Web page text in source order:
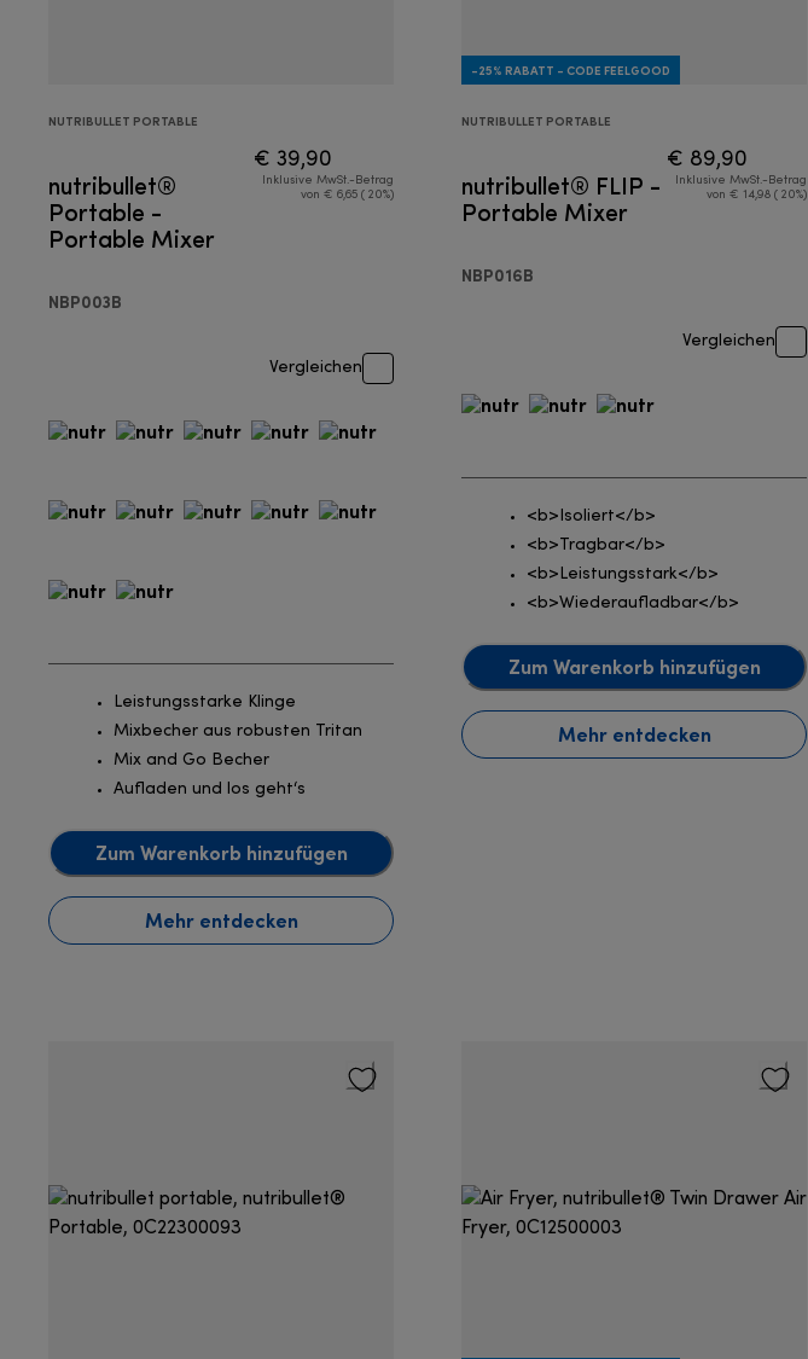
NUTRIBULLET PORTABLE
nutribullet®
Portable -
Portable Mixer
NBP003B
€ 39,90
Inklusive MwSt.-Betrag
von € 6,65 ( 20%)
Vergleichen
Leistungsstarke Klinge
Mixbecher aus robusten Tritan
Mix and Go Becher
Aufladen und los geht‘s
Zum Warenkorb hinzufügen
Mehr entdecken
-25% RABATT - CODE FEELGOOD
NUTRIBULLET PORTABLE
nutribullet® FLIP -
Portable Mixer
NBP016B
€ 89,90
Inklusive MwSt.-Betrag
von € 14,98 ( 20%)
Vergleichen
<b>Isoliert</b>
<b>Tragbar</b>
<b>Leistungsstark</b>
<b>Wiederaufladbar</b>
Zum Warenkorb hinzufügen
Mehr entdecken